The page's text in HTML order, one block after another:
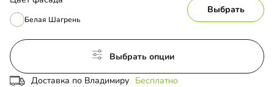
Белая Шагрень
Выбрать
Выбрать опции
Доставка по Владимиру Бесплатно